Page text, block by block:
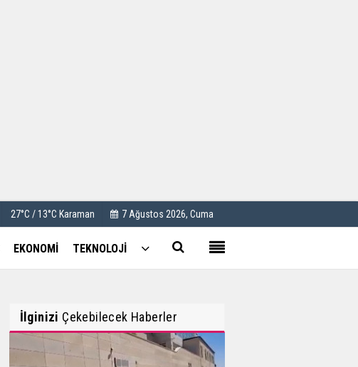
27°C / 13°C Karaman 7 Ağustos 2026, Cuma
EKONOMİ TEKNOLOJİ
İlginizi Çekebilecek Haberler